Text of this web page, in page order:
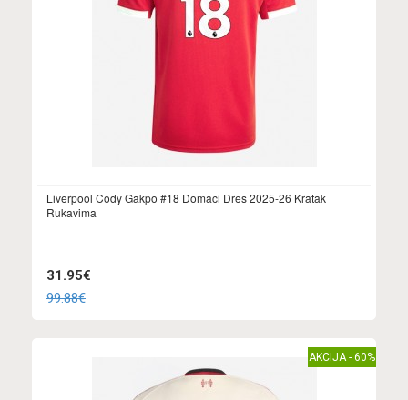
Liverpool Cody Gakpo #18 Domaci Dres 2025-26 Kratak
Rukavima
31.95€
99.88€
AKCIJA - 60%